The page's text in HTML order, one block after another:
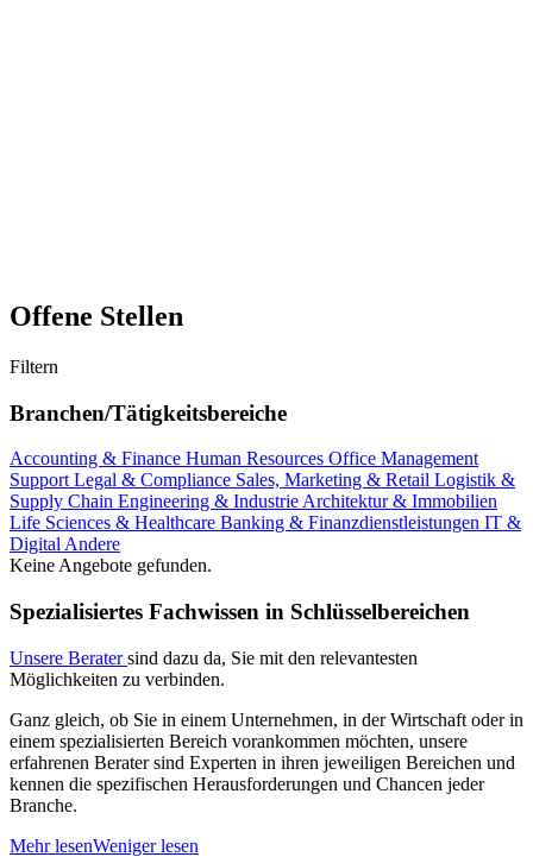
Offene Stellen
Filtern
Branchen/Tätigkeitsbereiche
Accounting & Finance Human Resources Office Management
SupportLegal & Compliance Sales, Marketing & Retail Logistik &
Supply Chain Engineering & IndustrieArchitektur & Immobilien
Life Sciences & Healthcare Banking & Finanzdienstleistungen IT &
DigitalAndere
Keine Angebote gefunden.
Spezialisiertes Fachwissen in Schlüsselbereichen
Unsere Beratersind dazu da, Sie mit den relevantesten
Möglichkeiten zu verbinden.
Ganz gleich, ob Sie in einem Unternehmen, in der Wirtschaft oder in
einem spezialisierten Bereich vorankommen möchten, unsere
erfahrenen Berater sind Experten in ihren jeweiligen Bereichen und
kennen die spezifischen Herausforderungen und Chancen jeder
Branche.
Mehr lesenWeniger lesen